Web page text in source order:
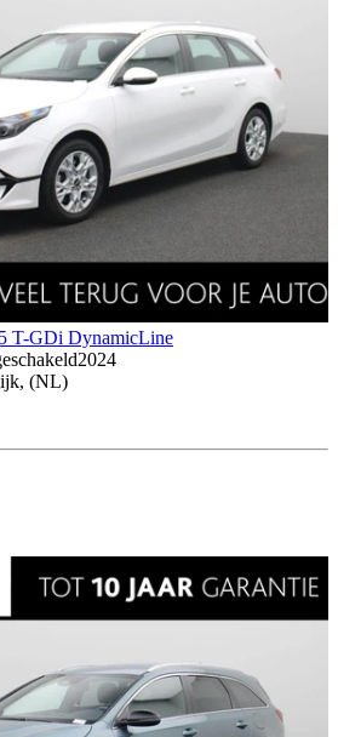
T-GDi DynamicLine
2024
(NL)